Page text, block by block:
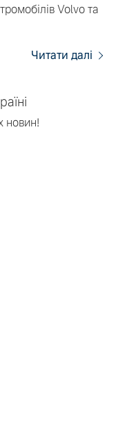
Volvo та
Читати далі
новин!